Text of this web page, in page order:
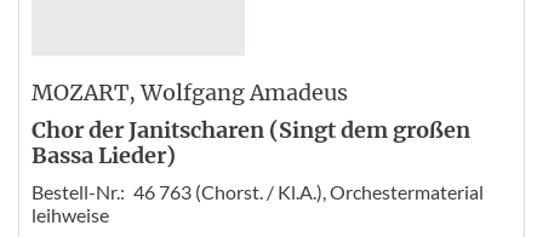
MOZART, Wolfgang Amadeus
Chor der Janitscharen (Singt dem großen
Bassa Lieder)
Bestell-Nr.: 46 763 (Chorst. / Kl.A.), Orchestermaterial
leihweise